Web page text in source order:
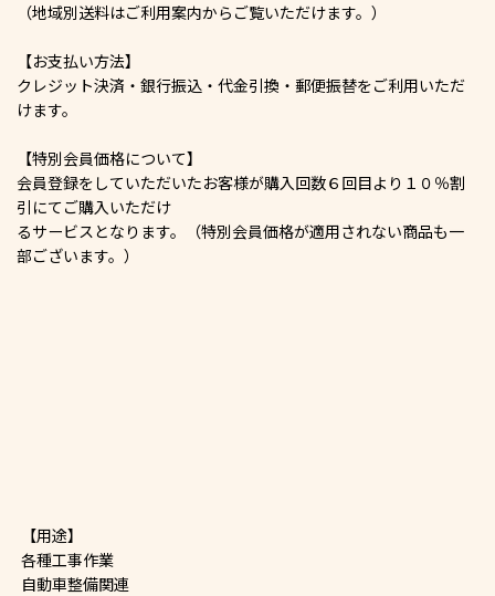
（地域別送料はご利用案内からご覧いただけます。）
【お支払い方法】
クレジット決済・銀行振込・代金引換・郵便振替をご利用いただ
けます。
【特別会員価格について】
会員登録をしていただいたお客様が購入回数６回目より１０％割
引にてご購入いただけ
るサービスとなります。（特別会員価格が適用されない商品も一
部ございます。）
【用途】
各種工事作業
自動車整備関連